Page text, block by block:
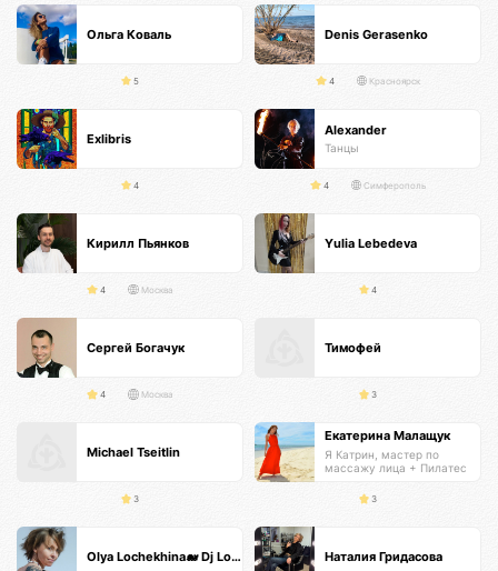
Ольга Коваль
5
Denis Gerasenko
4 Красноярск
Exlibris
4
Alexander
Танцы
4 Симферополь
Кирилл Пьянков
4 Москва
Yulia Lebedeva
4
Сергей Богачук
4 Москва
Тимофей
3
Michael Tseitlin
3
Екатерина Малащук
Я Катрин, мастер по
массажу лица + Пилатес
3
Olya Lochekhina🐋 Dj Loya Наталия Гридасова